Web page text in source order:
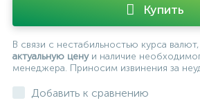
Купить
В связи с нестабильностью курса
актуальную ценуи наличие
менеджера. Приносим извинения за
Добавить к сравнению